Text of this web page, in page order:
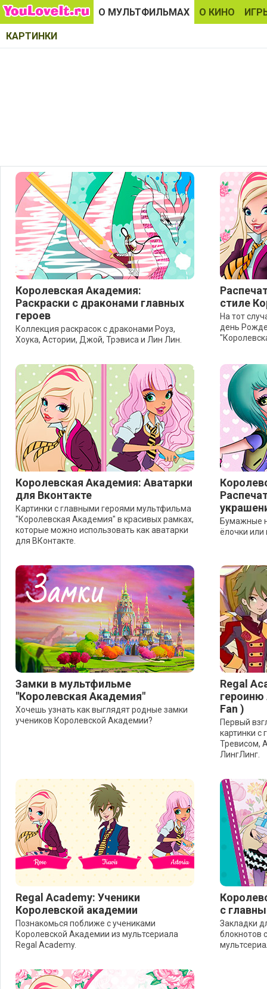
О МУЛЬТФИЛЬМАХ О КИНО
КАРТИНКИ
Королевская Академия:
Раскраски с драконами главных
героев
Коллекция раскрасок с драконами Роуз,
Хоука, Астории, Джой, Трэвиса и Лин Лин.
стиле
На тот
день
Королевская Академия: Аватарки
для Вконтакте
Картинки с главными героями мультфильма
"Королевская Академия" в красивых рамках,
которые можно использовать как аватарки
для ВКонтакте.
Бумажные
ёлочки или
Замки в мультфильме
"Королевская Академия"
Хочешь узнать как выглядят родные замки
учеников Королевской Академии?
Regal
героиню
Fan )
Первый
картинки с
Тревисом,
ЛингЛинг.
Regal Academy: Ученики
Королевской академии
Познакомься поближе с учениками
Королевской Академии из мультсериала
Regal Academy.
с
Закладки
блокнотов